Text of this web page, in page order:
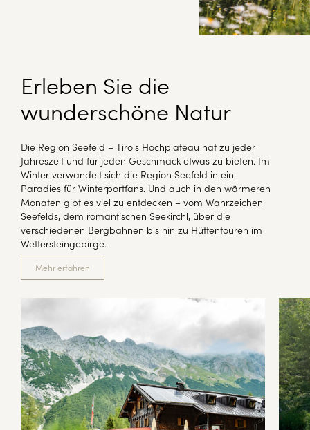
Erleben Sie die
wunderschöne Natur
Die Region Seefeld – Tirols Hochplateau hat zu jeder
Jahreszeit und für jeden Geschmack etwas zu bieten. Im
Winter verwandelt sich die Region Seefeld in ein
Paradies für Winterportfans. Und auch in den wärmeren
Monaten gibt es viel zu entdecken – vom Wahrzeichen
Seefelds, dem romantischen Seekirchl, über die
verschiedenen Bergbahnen bis hin zu Hüttentouren im
Wettersteingebirge.
Mehr erfahren